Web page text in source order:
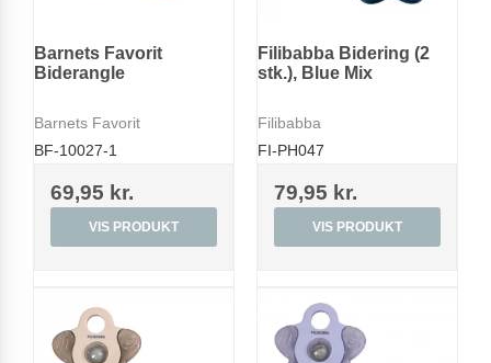
Barnets Favorit
Biderangle
Barnets Favorit
BF-10027-1
69,95 kr.
VIS PRODUKT
Filibabba Bidering (2
stk.), Blue Mix
Filibabba
FI-PH047
79,95 kr.
VIS PRODUKT